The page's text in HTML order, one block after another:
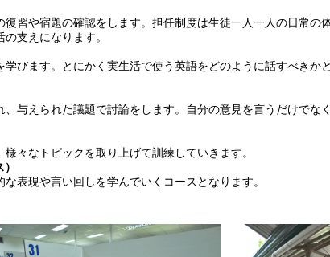
習や宿題の確認をします。担任制度は生徒一人一人の日常の
支えになります。
びます。とにかく実生活で使う英語をどのように話すべきか
与えられた議題で討論をします。自分の意見を言うだけでな
々なトピックを取り上げて訓練していきます。
表現や言い回しを学んでいくコースとなります。